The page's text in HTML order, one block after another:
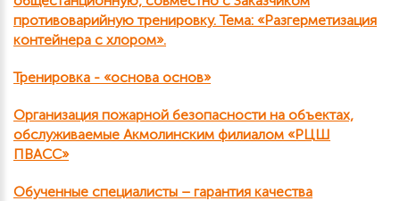
противоварийную тренировку. Тема: «Разгерметизация
контейнера с хлором».
Тренировка - «основа основ»
Организация пожарной безопасности на объектах,
обслуживаемые Акмолинским филиалом «РЦШ
ПВАСС»
Обученные специалисты – гарантия качества